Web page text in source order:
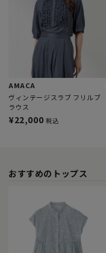
AMACA
ヴィンテージスラブ フリルブ
ラウス
¥22,000 税込
おすすめのトップス